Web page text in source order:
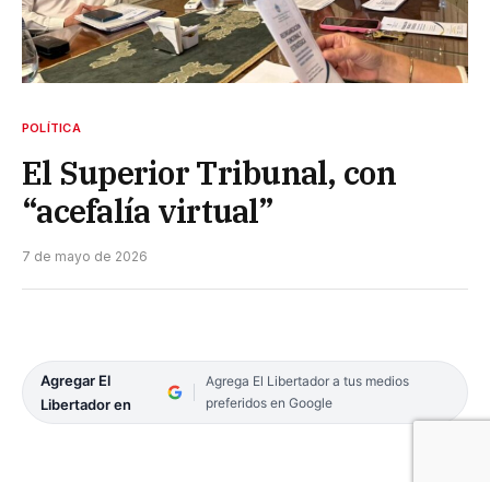
POLÍTICA
El Superior Tribunal, con
“acefalía virtual”
7 de mayo de 2026
Agregar El
Libertador en
Agrega El Libertador a tus medios
preferidos en Google